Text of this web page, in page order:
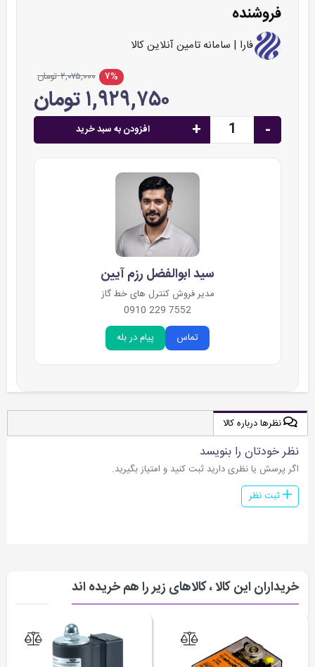
فروشنده
فارا | سامانه تامین آنلاین کالا
۲,۰۷۵,۰۰۰ تومان ۷%
۱,۹۲۹,۷۵۰ تومان
-
+ افزودن به سبد خرید
سید ابوالفضل رزم آیین
مدیر فروش کنترل های خط گاز
7552 229 0910
تماس
پیام در بله
نظرها درباره کالا
نظر خودتان را بنویسد
اگر پرسش یا نظری دارید ثبت کنید و امتیاز بگیرید.
ثبت نظر
خریداران این کالا ، کالاهای زیر را هم خریده اند